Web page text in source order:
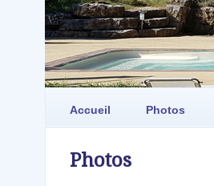
Accueil Photos
Photos